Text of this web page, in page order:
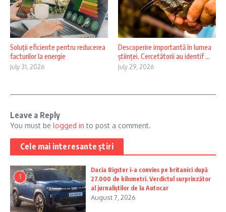
Soluții eficiente pentru reducerea
facturilor la energie
July 31, 2026
Descoperire importantă în lumea
științei. Cercetătorii au identif ...
July 29, 2026
Leave a Reply
You must be logged in to post a comment.
Cele mai interesante știri
1
Dacia Bigster i-a convins pe britanici după
27.000 de kilometri. Verdictul surprinzător
al jurnaliștilor de la Autocar
August 7, 2026